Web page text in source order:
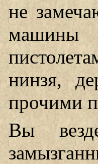
не
нинзя,
прочими
Вы